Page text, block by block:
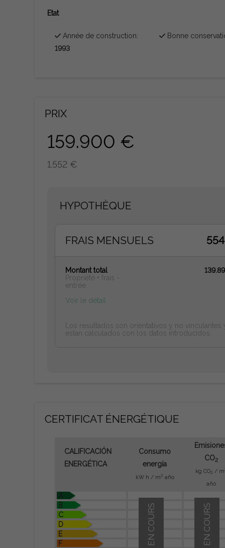
Etat
Année de construction:
1993
Bonne
PRIX
159.900 €
1.552 €
HYPOTHÈQUE
FRAIS MENSUELS
Montant total
Propriété + frais -
entrée
Voir le détail
Los resultados son orientativos y no vinculantes
estan calculados con los datos introducidos.
CERTIFICAT ÉNERGÉTIQUE
CALIFICACIÓN
ENERGÉTICA
Consumo
energía
kW h / m2 año
CO2
kg CO2 / m
año
A
B
C
D
E
F
EN COURS
EN COURS